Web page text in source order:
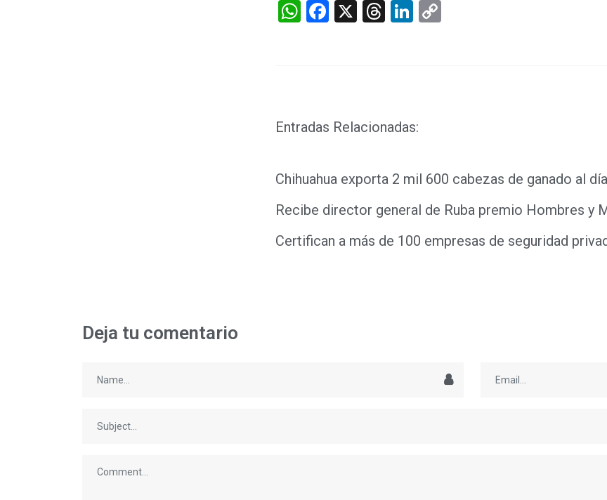
WhatsApp
Facebook
X Threads
LinkedIn
Entradas Relacionadas:
Chihuahua exporta 2 mil 600 cabezas de ganado al día
Recibe director general de Ruba premio Hombres y
Certifican a más de 100 empresas de seguridad
Deja tu comentario